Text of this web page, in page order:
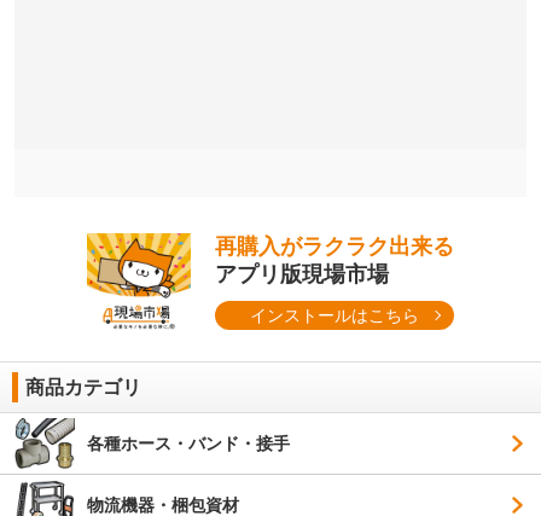
再購入がラクラク出来る
アプリ版現場市場
インストールはこちら
商品カテゴリ
各種ホース・バンド・接手
物流機器・梱包資材